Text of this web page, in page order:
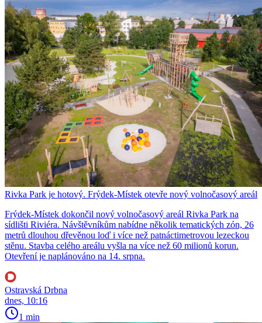
Rivka Park je hotový. Frýdek-Místek otevře nový volnočasový areál
Frýdek-Místek dokončil nový volnočasový areál Rivka Park na
sídlišti Riviéra. Návštěvníkům nabídne několik tematických zón, 26
metrů dlouhou dřevěnou loď i více než patnáctimetrovou lezeckou
stěnu. Stavba celého areálu vyšla na více než 60 milionů korun.
Otevření je naplánováno na 14. srpna.
Ostravská Drbna
dnes, 10:16
1 min